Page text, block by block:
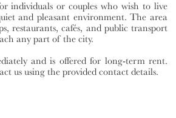
individuals or couples who wish to live
and pleasant environment. The area
restaurants, cafés, and public transport
any part of the city.
and is offered for long-term rent.
us using the provided contact details.